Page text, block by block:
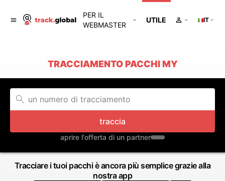
PER IL
WEBMASTER
UTILE IT
TRACCIAMENTO PACCHI MY
traccia
aprire l'offerta di un partner
Tracciare i tuoi pacchi è ancora più semplice grazie alla
nostra app